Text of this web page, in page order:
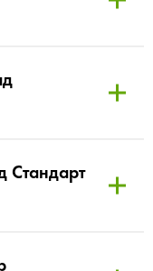
Стандарт